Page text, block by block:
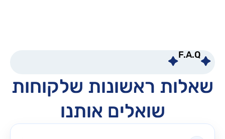
F.A.Q
שאלות ראשונות שלקוחות
שואלים אותנו